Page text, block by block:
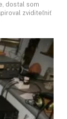
dostal som
zviditeľniť